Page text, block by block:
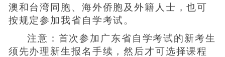
澳和台湾同胞、海外侨胞及外籍人士，也可
按规定参加我省自学考试。
注意：首次参加广东省自学考试的新考生
须先办理新生报名手续，然后才可选择课程